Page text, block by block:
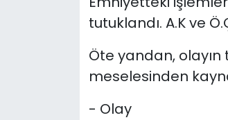
tutuklandı. A.K ve
Öte yandan,
meselesinden
- Olay